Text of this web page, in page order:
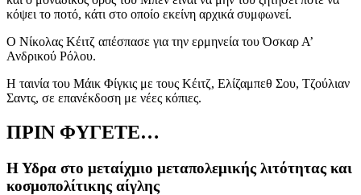
κόψει το ποτό, κάτι στο οποίο εκείνη αρχικά συμφωνεί.
Ο Νίκολας Κέιτζ απέσπασε για την ερμηνεία του Όσκαρ Α’
Ανδρικού Ρόλου.
Η ταινία του Μάικ Φίγκις με τους Κέιτζ, Ελίζαμπεθ Σου, Τζούλιαν
Σαντς, σε επανέκδοση με νέες κόπιες.
ΠΡΙΝ ΦΥΓΕΤΕ…
Η Υδρα στο μεταίχμιο μεταπολεμικής λιτότητας και
κοσμοπολίτικης αίγλης